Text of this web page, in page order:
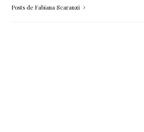
Posts de Fabiana Scaranzi